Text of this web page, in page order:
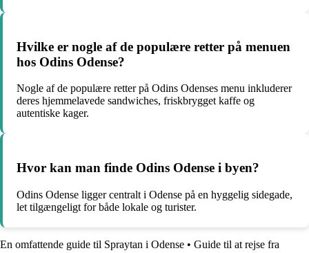
Hvilke er nogle af de populære retter på menuen
hos Odins Odense?
Nogle af de populære retter på Odins Odenses menu inkluderer
deres hjemmelavede sandwiches, friskbrygget kaffe og
autentiske kager.
Hvor kan man finde Odins Odense i byen?
Odins Odense ligger centralt i Odense på en hyggelig sidegade,
let tilgængeligt for både lokale og turister.
En omfattende guide til Spraytan i Odense • Guide til at rejse fra